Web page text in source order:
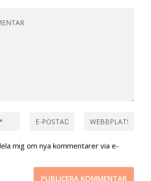
mig om nya kommentarer via e-